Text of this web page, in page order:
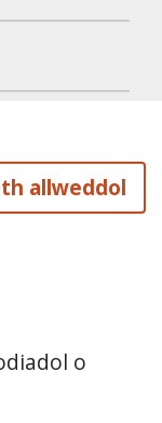
allweddol
o